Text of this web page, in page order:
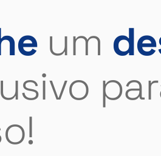
um